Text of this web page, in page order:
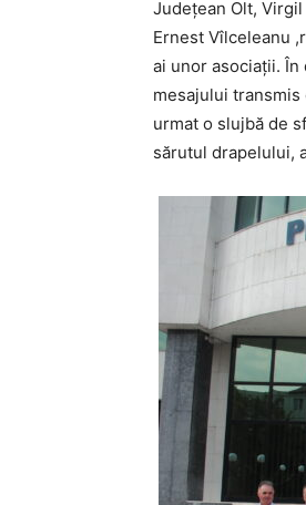
Județean Olt,
Ernest Vîlceleanu
ai unor asociaţii.
mesajului
urmat o slujbă de
sărutul drapelului,